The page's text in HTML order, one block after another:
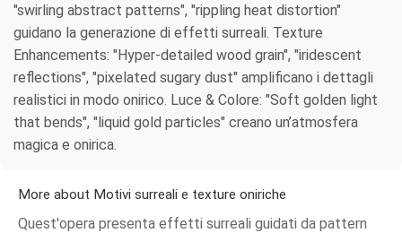
"swirling abstract patterns", "rippling heat distortion"
guidano la generazione di effetti surreali. Texture
Enhancements: "Hyper-detailed wood grain", "iridescent
reflections", "pixelated sugary dust" amplificano i dettagli
realistici in modo onirico. Luce & Colore: "Soft golden light
that bends", "liquid gold particles" creano un’atmosfera
magica e onirica.
More about Motivi surreali e texture oniriche
Quest'opera presenta effetti surreali guidati da pattern